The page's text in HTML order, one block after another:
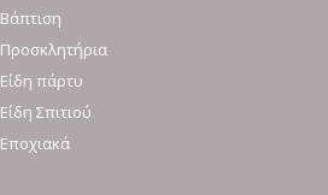
Βάπτιση
Προσκλητήρια
Είδη πάρτυ
Είδη Σπιτιού
Εποχιακά